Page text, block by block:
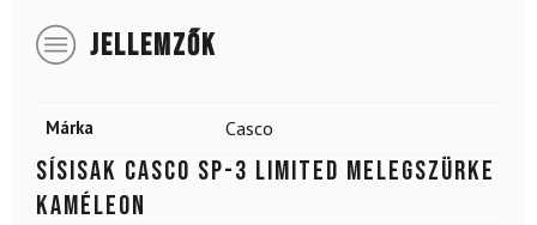
JELLEMZŐK
Márka Casco
Sísisak CASCO SP-3 Limited melegszürke
kaméleon